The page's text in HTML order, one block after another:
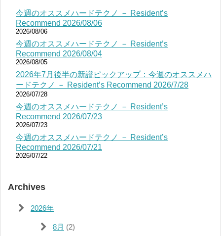
今週のオススメハードテクノ － Resident’s
Recommend 2026/08/06
2026/08/06
今週のオススメハードテクノ － Resident’s
Recommend 2026/08/04
2026/08/05
2026年7月後半の新譜ピックアップ：今週のオススメハ
ードテクノ － Resident’s Recommend 2026/7/28
2026/07/28
今週のオススメハードテクノ － Resident’s
Recommend 2026/07/23
2026/07/23
今週のオススメハードテクノ － Resident’s
Recommend 2026/07/21
2026/07/22
Archives
2026年
8月 (2)